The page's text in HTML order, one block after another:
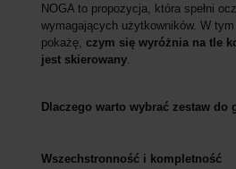
NOGA to propozycja, która spełni
wymagających użytkowników. W
pokażę, czym się wyróżnia na tle
jest skierowany.
Dlaczego warto wybrać zestaw do
Wszechstronność i kompletność